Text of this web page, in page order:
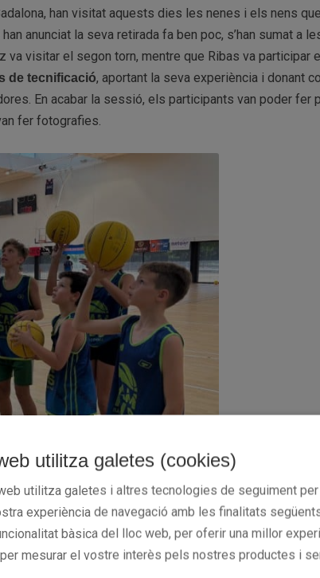
han visitat aquests dies les nenes i els nens
anunciat la seva retirada fa ben poc, s’han sumat a
va visitar el segon torn, mentre que Ribas va participar
de tecnificació, aportant la seva experiència i donant
En acabar la sessió, els participants van poder fer
fer fotografies.
utilitza galetes (cookies)
utilitza galetes i altres tecnologies de seguiment per
experiència de navegació amb les finalitats
bàsica del lloc web, per oferir una millor
mesurar el vostre interès pels nostres productes i